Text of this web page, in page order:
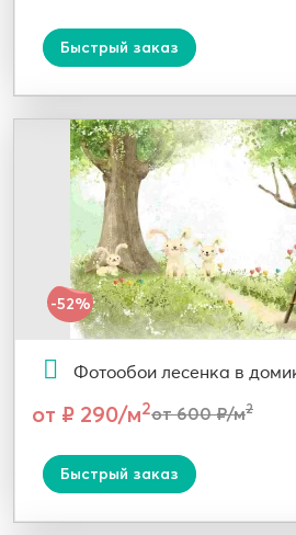
Быстрый заказ
-52%
Фотообои лесенка в
от ₽ 290/м2от 600 ₽/м2
Быстрый заказ